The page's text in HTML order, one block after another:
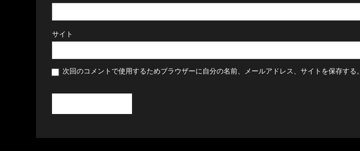
サイト
次回のコメントで使用するためブラウザーに自分の名前、メールアドレス、サイトを保存する。